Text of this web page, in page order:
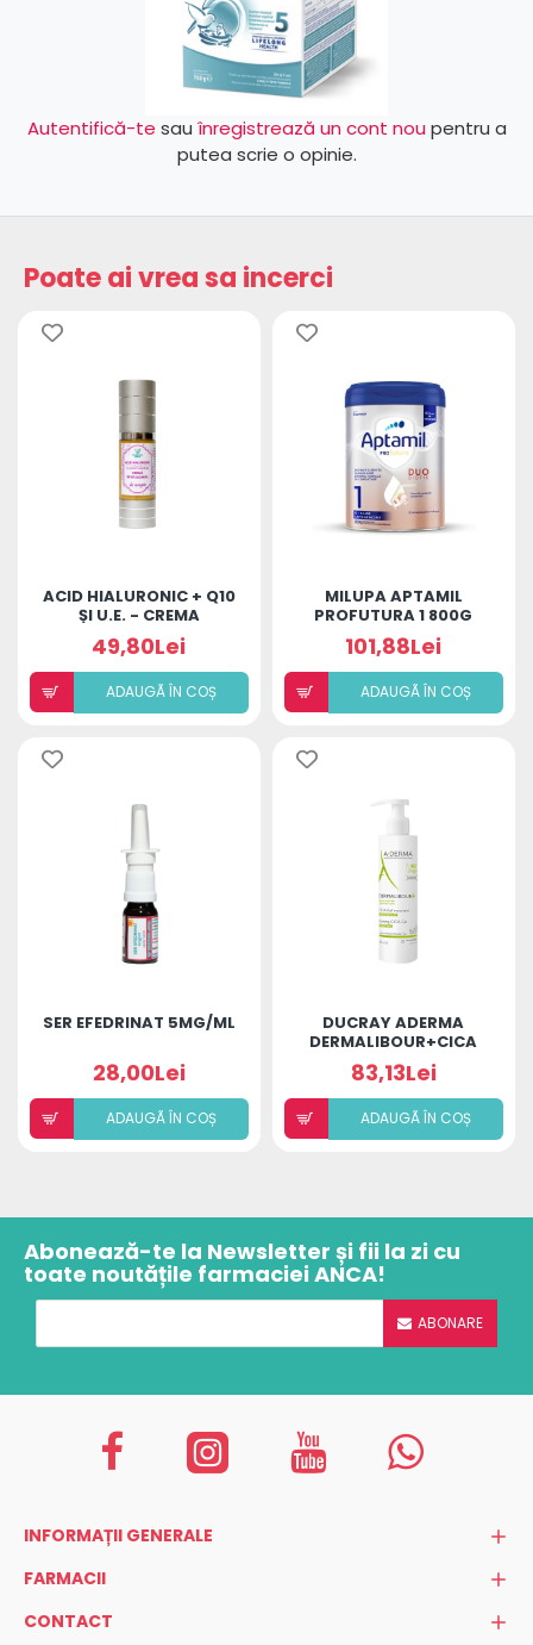
Autentifică-te sau înregistrează un cont nou pentru a
putea scrie o opinie.
Poate ai vrea sa incerci
ACID HIALURONIC + Q10
ȘI U.E. - CREMA
REVITALIZANTĂ DE
NOAPTE
49,80Lei
ADAUGÃ ÎN COȘ
MILUPA APTAMIL
PROFUTURA 1 800G
101,88Lei
ADAUGÃ ÎN COȘ
SER EFEDRINAT 5MG/ML
28,00Lei
ADAUGÃ ÎN COȘ
DUCRAY ADERMA
DERMALIBOUR+CICA
GEL SPUMANT 200ML
83,13Lei
ADAUGÃ ÎN COȘ
Abonează-te la Newsletter și fii la zi cu
toate noutățile farmaciei ANCA!
ABONARE
INFORMAȚII GENERALE
FARMACII
CONTACT